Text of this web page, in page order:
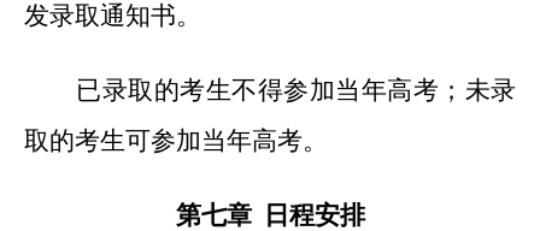
发录取通知书。
已录取的考生不得参加当年高考；未录
取的考生可参加当年高考。
第七章 日程安排